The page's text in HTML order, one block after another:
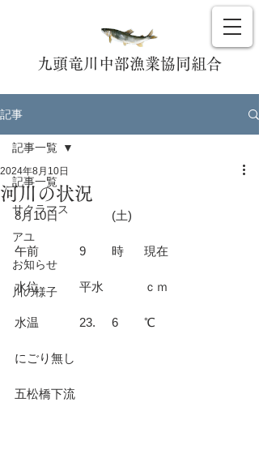
九頭竜川中部漁業協同組合
記事
記事一覧
サクラマス
アユ
お知らせ
川の様子
記事一覧
河川の状況
2024年8月10日
8月10日		(土)
午前		9	時	現在
水位		平水		ｃｍ
水温		23.	6	℃
にごり無し